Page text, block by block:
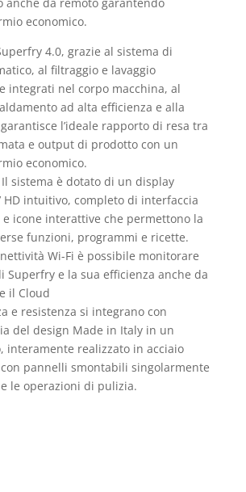
anche da remoto garantendo
economico.
4.0, grazie al sistema di
al filtraggio e lavaggio
integrati nel corpo macchina, al
ad alta efficienza e alla
l’ideale rapporto di resa tra
e output di prodotto con un
economico.
Il sistema è dotato di un display
HD intuitivo, completo di interfaccia
icone interattive che permettono la
funzioni, programmi e ricette.
Wi-Fi è possibile monitorare
Superfry e la sua efficienza anche da
il Cloud
e resistenza si integrano con
del design Made in Italy in un
interamente realizzato in acciaio
con pannelli smontabili singolarmente
le operazioni di pulizia.